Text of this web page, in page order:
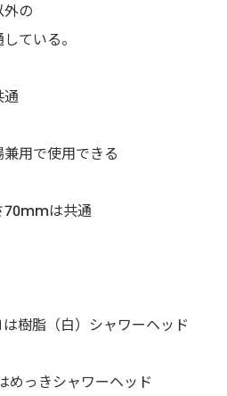
外の
ている。
通
兼用で使用できる
70mmは共通
樹脂（白）シャワーヘッド
めっきシャワーヘッド